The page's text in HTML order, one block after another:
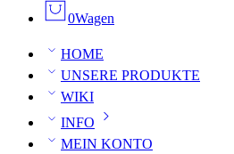
0Wagen
HOME
UNSERE PRODUKTE
WIKI
INFO
MEIN KONTO